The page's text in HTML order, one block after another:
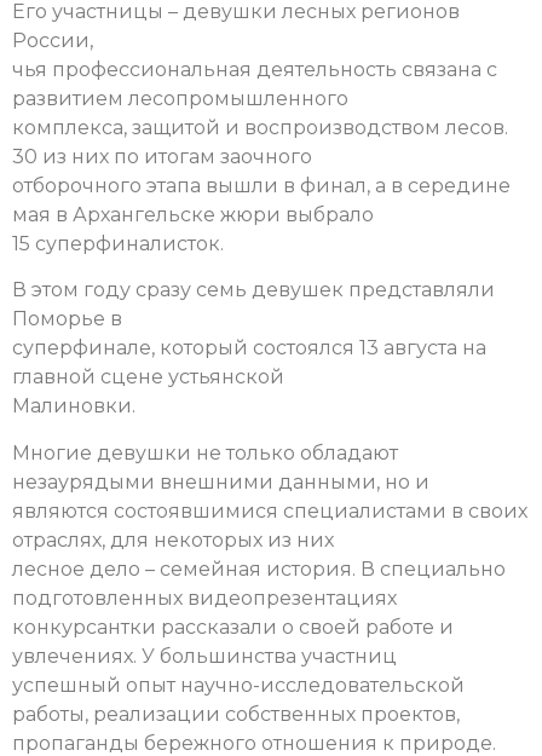
Его участницы – девушки лесных регионов
России,
чья профессиональная деятельность связана с
развитием лесопромышленного
комплекса, защитой и воспроизводством лесов.
30 из них по итогам заочного
отборочного этапа вышли в финал, а в середине
мая в Архангельске жюри выбрало
15 суперфиналисток.
В этом году сразу семь девушек представляли
Поморье в
суперфинале, который состоялся 13 августа на
главной сцене устьянской
Малиновки.
Многие девушки не только обладают
незаурядыми внешними данными, но и
являются состоявшимися специалистами в своих
отраслях, для некоторых из них
лесное дело – семейная история. В специально
подготовленных видеопрезентациях
конкурсантки рассказали о своей работе и
увлечениях. У большинства участниц
успешный опыт научно-исследовательской
работы, реализации собственных проектов,
пропаганды бережного отношения к природе.